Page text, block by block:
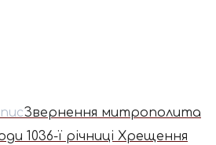
Звернення митрополита
1036-ї річниці Хрещення